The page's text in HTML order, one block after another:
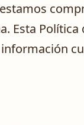
Esta Política